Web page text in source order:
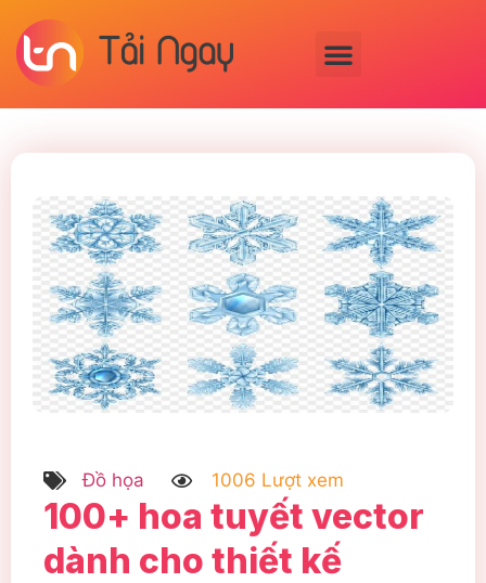
Đồ họa 1006 Lượt xem
100+ hoa tuyết vector
dành cho thiết kế